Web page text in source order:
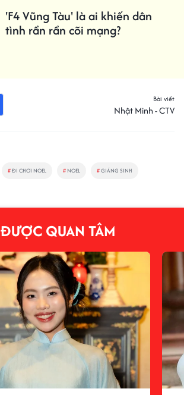
'F4 Vũng Tàu' là ai khiến dân
tình rần rần cõi mạng?
Bài viết
Nhật Minh - CTV
#ĐI CHƠI NOEL # NOEL #GIÁNG SINH
ĐƯỢC QUAN TÂM